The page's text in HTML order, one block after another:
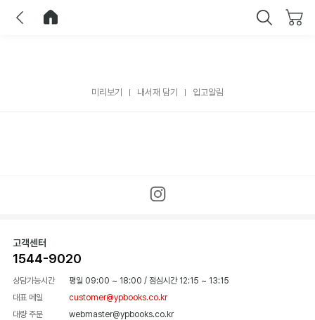
미리보기 내서재 담기 입고알림
고객센터
1544-9020
상담가능시간 평일 09:00 ~ 18:00 / 점심시간 12:15 ~ 13:15
대표 메일
customer@ypbooks.co.kr
대량 주문
webmaster@ypbooks.co.kr